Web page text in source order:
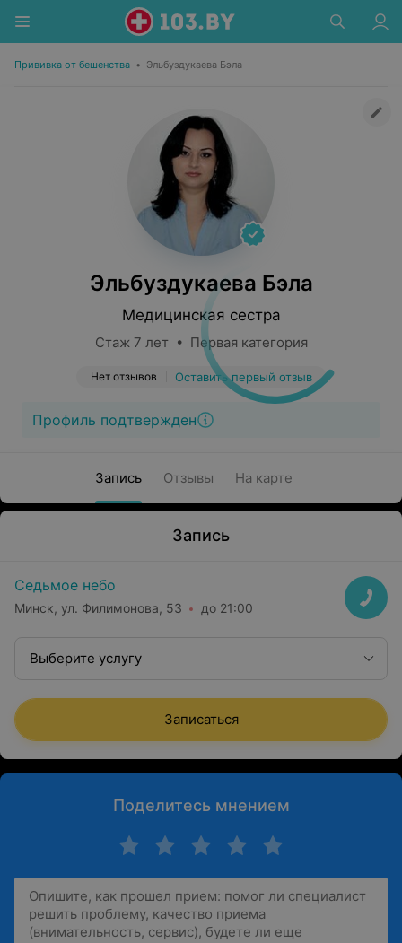
Прививка от бешенства • Эльбуздукаева Бэла
Эльбуздукаева Бэла
Медицинская сестра
Стаж 7 лет • Первая категория
Нет отзывов Оставить первый отзыв
Профиль подтвержден
Запись Отзывы На карте
Запись
Седьмое небо
Минск, ул. Филимонова, 53 до 21:00
Выберите услугу
Записаться
Поделитесь мнением